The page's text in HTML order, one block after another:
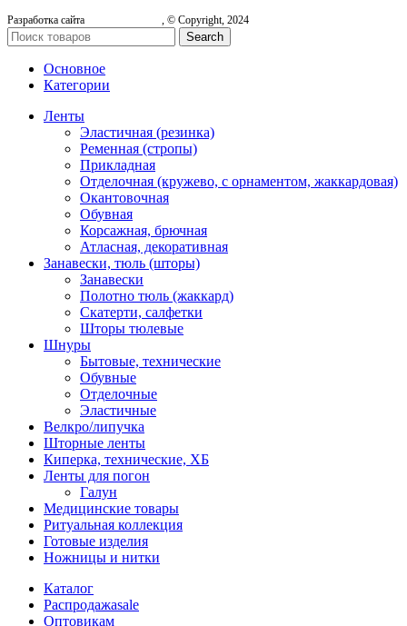
Разработка сайта , © Copyright, 2024
Search
Основное
Категории
Ленты
Эластичная (резинка)
Ременная (стропы)
Прикладная
Отделочная (кружево, с орнаментом, жаккардовая)
Окантовочная
Обувная
Корсажная, брючная
Атласная, декоративная
Занавески, тюль (шторы)
Занавески
Полотно тюль (жаккард)
Скатерти, салфетки
Шторы тюлевые
Шнуры
Бытовые, технические
Обувные
Отделочные
Эластичные
Велкро/липучка
Шторные ленты
Киперка, технические, ХБ
Ленты для погон
Галун
Медицинские товары
Ритуальная коллекция
Готовые изделия
Ножницы и нитки
Каталог
Распродажаsale
Оптовикам